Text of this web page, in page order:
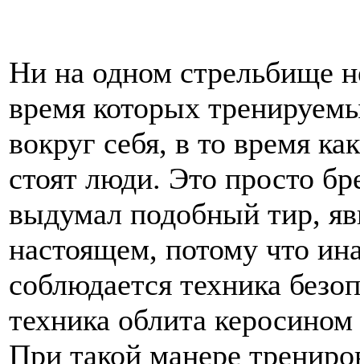
Ни на одном стрельбище
время которых
вокруг себя, в то время
стоят люди. Это просто
выдумал подобный тир,
настоящем, потому что
соблюдается техника
техника облита
При такой манере